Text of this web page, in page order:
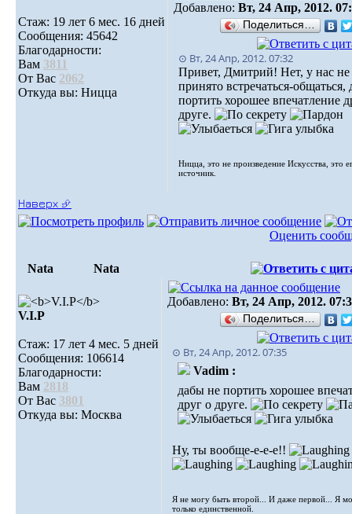
Стаж: 19 лет 6 мес. 16 дней
Сообщения: 45642
Благодарности:
Вам 3811
От Вас 2062
Откуда вы: Ницца
Добавлено: Вт, 24 Апр, 2012.
Поделиться…
⊙ Вт, 24 Апр, 2012. 07:32
Привет, Дмитрий! Нет, у нас не
принято встречаться-общаться,
портить хорошее впечатление
друге.
Ницца, это не произведение Искусства, это
источник.
Наверх ⮵
Оценить
Nata Nata
V.I.Р
Стаж: 17 лет 4 мес. 5 дней
Сообщения: 106614
Благодарности:
Вам 2818
От Вас 3801
Откуда вы: Москва
Добавлено: Вт, 24 Апр, 2012.
Поделиться…
⊙ Вт, 24 Апр, 2012. 07:35
Vadim :
дабы не портить хорошее
друг о друге.
Ну, ты вообще-е-е-е!!
Я не могу быть второй... И даже первой... Я
только единственной.